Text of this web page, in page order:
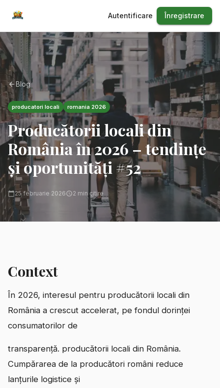
Autentificare Înregistrare
Blog
producatori locali romania 2026
Producătorii locali din
România în 2026 – tendințe
și oportunități #52
25 februarie 2026 2 min citire
Context
În 2026, interesul pentru producătorii locali din
România a crescut accelerat, pe fondul dorinței
consumatorilor de
transparență. producătorii locali din România.
Cumpărarea de la producători români reduce
lanțurile logistice și